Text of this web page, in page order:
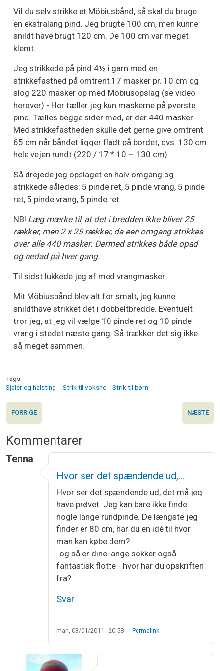
Vil du selv strikke et Möbiusbånd, så skal du bruge
en ekstralang pind. Jeg brugte 100 cm, men kunne
snildt have brugt 120 cm. De 100 cm var meget
klemt.
Jeg strikkede på pind 4½ i garn med en
strikkefasthed på omtrent 17 masker pr. 10 cm og
slog 220 masker op med Möbiusopslag (se video
herover) - Her tæller jeg kun maskerne på øverste
pind. Tælles begge sider med, er der 440 masker.
Med strikkefastheden skulle det gerne give omtrent
65 cm når båndet ligger fladt på bordet, dvs. 130 cm
hele vejen rundt (220 / 17 * 10 ~ 130 cm).
Så drejede jeg opslaget en halv omgang og
strikkede således: 5 pinde ret, 5 pinde vrang, 5 pinde
ret, 5 pinde vrang, 5 pinde ret.
NB! Læg mærke til, at det i bredden ikke bliver 25
rækker, men 2 x 25 rækker, da een omgang strikkes
over alle 440 masker. Dermed strikkes både opad
og nedad på hver gang.
Til sidst lukkede jeg af med vrangmasker.
Mit Möbiusbånd blev alt for smalt, jeg kunne
snildthave strikket det i dobbeltbredde. Eventuelt
tror jeg, at jeg vil vælge 10 pinde ret og 10 pinde
vrang i stedet næste gang. Så trækker det sig ikke
så meget sammen.
Tags
Sjaler og halsting
Strik til voksne Strik til børn
FORRIGE NÆSTE
Kommentarer
Tenna
Hvor ser det spændende ud,…
Hvor ser det spændende ud, det må jeg
have prøvet. Jeg kan bare ikke finde
nogle lange rundpinde. De længste jeg
finder er 80 cm, har du en idé til hvor
man kan købe dem?
-og så er dine lange sokker også
fantastisk flotte - hvor har du opskriften
fra?
Svar
man, 03/01/2011 - 20:58 Permalink